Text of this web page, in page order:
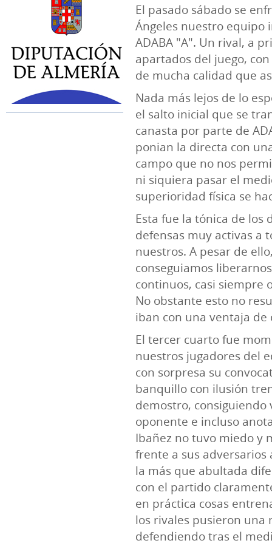
El pasado sábado se
Ángeles nuestro equipo
ADABA "A". Un rival, a
apartados del juego,
de mucha calidad que
Nada más lejos de lo
el salto inicial que se
canasta por parte de
ponian la directa con
campo que no nos
ni siquiera pasar el
superioridad física se
Esta fue la tónica de
defensas muy activas a
nuestros. A pesar de
conseguiamos
continuos, casi siempre
No obstante esto no
iban con una ventaja de
El tercer cuarto fue
nuestros jugadores del
con sorpresa su
banquillo con ilusión
demostro, consiguiendo
oponente e incluso
Ibañez no tuvo miedo y
frente a sus
la más que abultada
con el partido
en práctica cosas
los rivales pusieron una
defendiendo tras el